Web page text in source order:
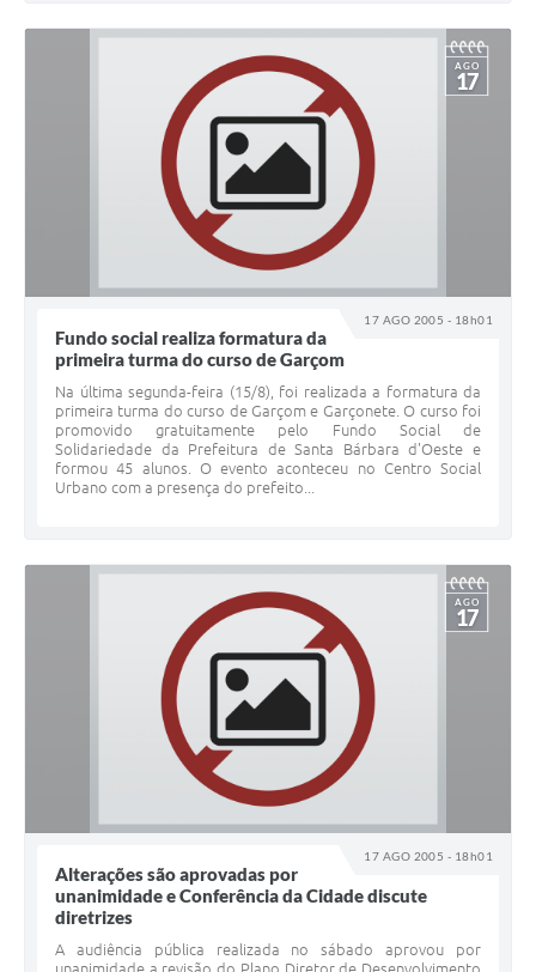
17 AGO 2005 - 18h01
AGO
17
Fundo social realiza formatura da
primeira turma do curso de Garçom
Na última segunda-feira (15/8), foi realizada a formatura da
primeira turma do curso de Garçom e Garçonete. O curso foi
promovido gratuitamente pelo Fundo Social de
Solidariedade da Prefeitura de Santa Bárbara d'Oeste e
formou 45 alunos. O evento aconteceu no Centro Social
Urbano com a presença do prefeito...
17 AGO 2005 - 18h01
AGO
17
Alterações são aprovadas por
unanimidade e Conferência da Cidade discute
diretrizes
A audiência pública realizada no sábado aprovou por
unanimidade a revisão do Plano Diretor de Desenvolvimento